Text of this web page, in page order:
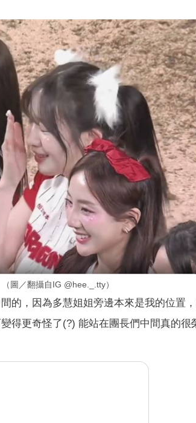
圖／翻攝自IG @hee._.tty）
的，因為多慧姐姐旁邊本來是我的位置
得更奇怪了(?) 能站在團長們中間真的